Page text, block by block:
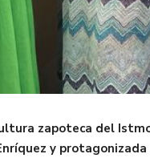
zapoteca del
y